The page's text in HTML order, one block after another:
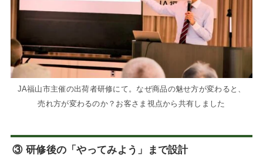
JA福山市主催の出荷者研修にて。なぜ商品の魅せ方が変わると、
売れ方が変わるのか？お客さま視点から共有しました
③ 研修後の「やってみよう」まで設計